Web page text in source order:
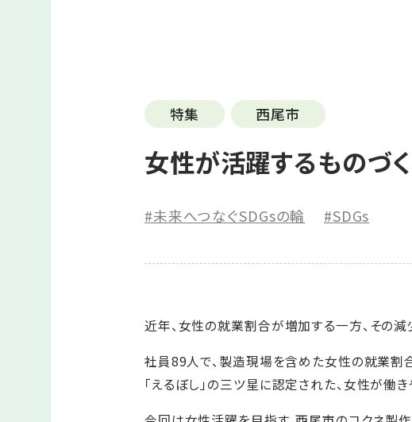
特集 西尾市
女性が活躍するものづ
#未来へつなぐSDGsの輪 #SDGs
近年、女性の就業割合が増加する一方、その減
社員89人で、製造現場を含めた女性の就業割
「えるぼし」の三ツ星に認定された、女性が働